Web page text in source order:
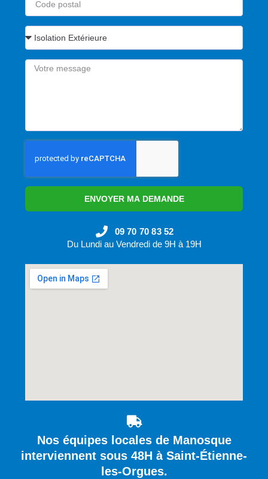
ENVOYER MA DEMANDE
09 70 70 83 52
Du Lundi au Vendredi de 9H à 19H
Nos équipes locales de Manosque
interviennent sous 48H à Saint-Étienne-
les-Orgues.